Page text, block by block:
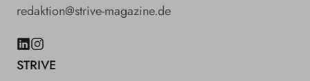
redaktion@strive-magazine.de
LinkedIn
Instagram
STRIVE